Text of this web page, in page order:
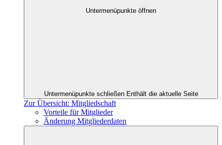
Untermenüpunkte öffnen
Untermenüpunkte schließen Enthält die aktuelle Seite
Zur Übersicht: Mitgliedschaft
Vorteile für Mitglieder
Änderung Mitgliederdaten